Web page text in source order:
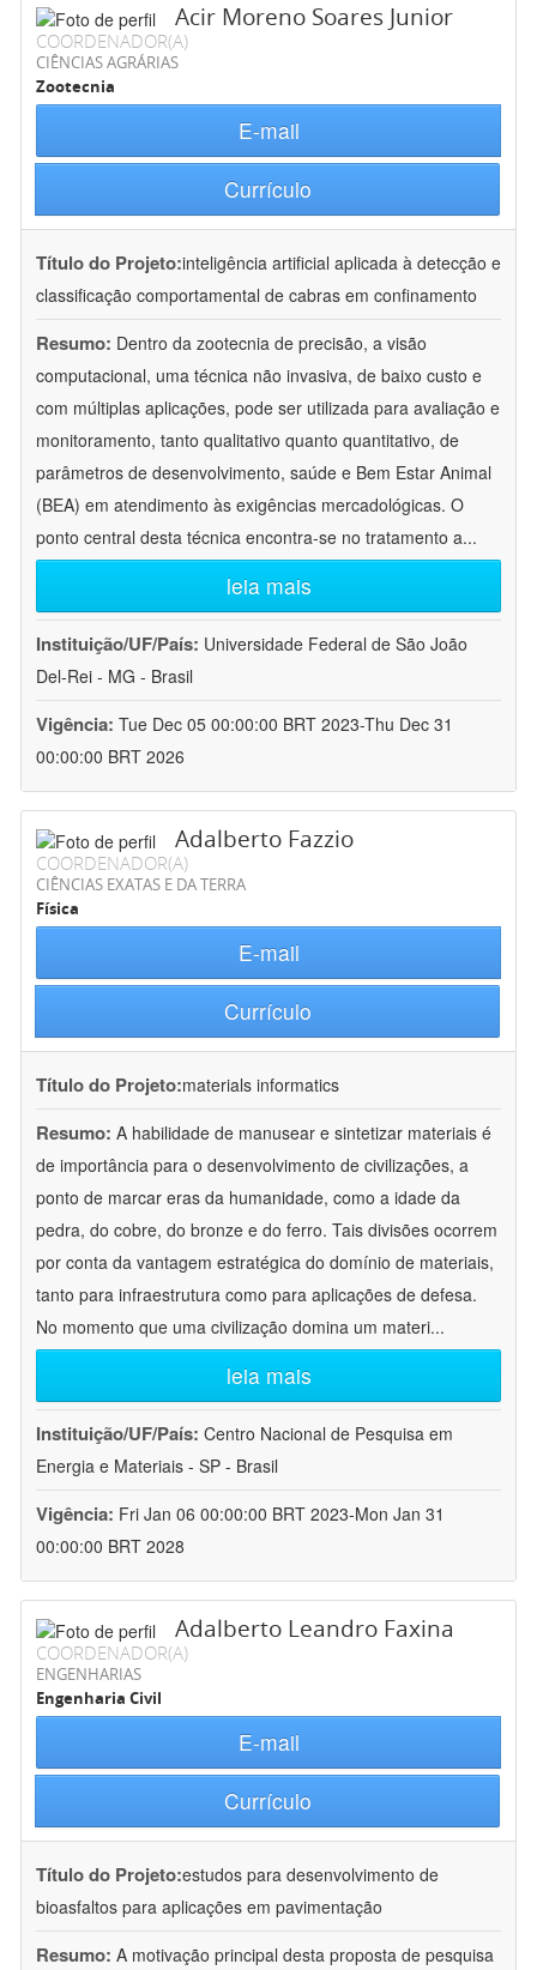
Acir Moreno Soares Junior
COORDENADOR(A)
CIÊNCIAS AGRÁRIAS
Zootecnia
E-mail
Currículo
Título do Projeto:inteligência artificial aplicada à detecção e
classificação comportamental de cabras em confinamento
Resumo: Dentro da zootecnia de precisão, a visão
computacional, uma técnica não invasiva, de baixo custo e
com múltiplas aplicações, pode ser utilizada para avaliação e
monitoramento, tanto qualitativo quanto quantitativo, de
parâmetros de desenvolvimento, saúde e Bem Estar Animal
(BEA) em atendimento às exigências mercadológicas. O
ponto central desta técnica encontra-se no tratamento a...
leia mais
Instituição/UF/País: Universidade Federal de São João
Del-Rei - MG - Brasil
Vigência: Tue Dec 05 00:00:00 BRT 2023-Thu Dec 31
00:00:00 BRT 2026
Adalberto Fazzio
COORDENADOR(A)
CIÊNCIAS EXATAS E DA TERRA
Física
E-mail
Currículo
Título do Projeto:materials informatics
Resumo: A habilidade de manusear e sintetizar materiais é
de importância para o desenvolvimento de civilizações, a
ponto de marcar eras da humanidade, como a idade da
pedra, do cobre, do bronze e do ferro. Tais divisões ocorrem
por conta da vantagem estratégica do domínio de materiais,
tanto para infraestrutura como para aplicações de defesa.
No momento que uma civilização domina um materi...
leia mais
Instituição/UF/País: Centro Nacional de Pesquisa em
Energia e Materiais - SP - Brasil
Vigência: Fri Jan 06 00:00:00 BRT 2023-Mon Jan 31
00:00:00 BRT 2028
Adalberto Leandro Faxina
COORDENADOR(A)
ENGENHARIAS
Engenharia Civil
E-mail
Currículo
Título do Projeto:estudos para desenvolvimento de
bioasfaltos para aplicações em pavimentação
Resumo: A motivação principal desta proposta de pesquisa